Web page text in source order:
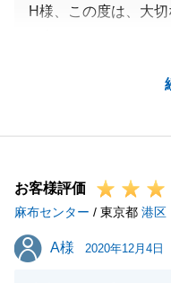
H様、この度は、大
H様に協力頂きまし
こと、わたくしも大
ざいましたら、いつ
と存じます。
今後とも、末永いお
し上げます。
お客様評価
麻布センター / 東京都 港区
A様
A様 2020年12月4日